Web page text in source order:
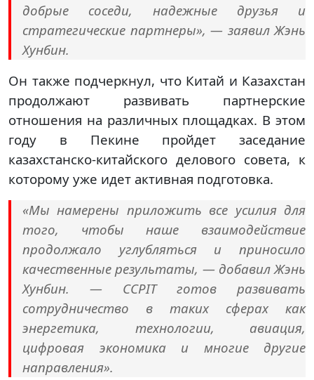
добрые соседи, надежные друзья и
стратегические партнеры», — заявил Жэнь
Хунбин.
Он также подчеркнул, что Китай и Казахстан
продолжают развивать партнерские
отношения на различных площадках. В этом
году в Пекине пройдет заседание
казахстанско-китайского делового совета, к
которому уже идет активная подготовка.
«Мы намерены приложить все усилия для
того, чтобы наше взаимодействие
продолжало углубляться и приносило
качественные результаты, — добавил Жэнь
Хунбин. — CCPIT готов развивать
сотрудничество в таких сферах как
энергетика, технологии, авиация,
цифровая экономика и многие другие
направления».